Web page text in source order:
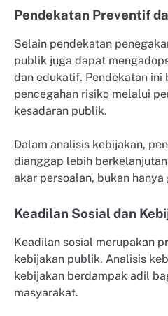
Pendekatan Preventif
Selain pendekatan
publik juga dapat
dan edukatif. Pendekatan ini
pencegahan risiko melalui
kesadaran publik.
Dalam analisis kebijakan,
dianggap lebih
akar persoalan, bukan hanya
Keadilan Sosial dan
Keadilan sosial merupakan
kebijakan publik. Analisis
kebijakan berdampak adil
masyarakat.